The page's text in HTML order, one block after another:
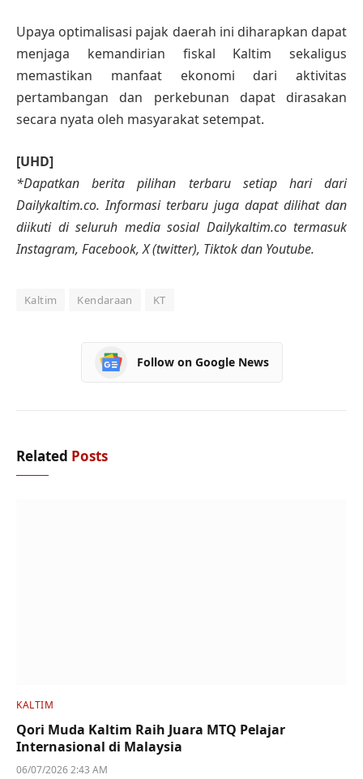
Upaya optimalisasi pajak daerah ini diharapkan dapat
menjaga kemandirian fiskal Kaltim sekaligus
memastikan manfaat ekonomi dari aktivitas
pertambangan dan perkebunan dapat dirasakan
secara nyata oleh masyarakat setempat.
[UHD]
*Dapatkan berita pilihan terbaru setiap hari dari
Dailykaltim.co. Informasi terbaru juga dapat dilihat dan
diikuti di seluruh media sosial Dailykaltim.co termasuk
Instagram, Facebook, X (twitter), Tiktok dan Youtube.
Kaltim Kendaraan KT
Follow on Google News
Related Posts
KALTIM
Qori Muda Kaltim Raih Juara MTQ Pelajar
Internasional di Malaysia
06/07/2026 2:43 AM